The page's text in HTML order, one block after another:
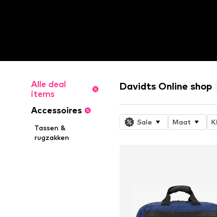
Alle deal
items
Accessoires
Tassen &
rugzakken
Davidts Online shop
Sale Maat